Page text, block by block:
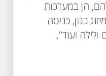
הן במערכות
כגון, כניסה
ולילה ועוד".